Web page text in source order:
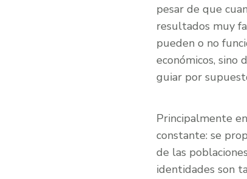
pesar de que
resultados muy
pueden o no
económicos, sino
guiar por
Principalmente
constante: se
de las
identidades son